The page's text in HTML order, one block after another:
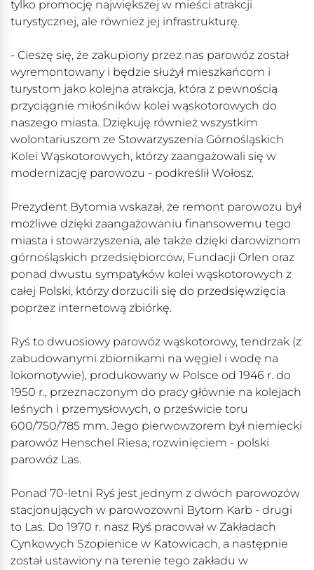
tylko promocję największej w mieści atrakcji
turystycznej, ale również jej infrastrukturę.
- Cieszę się, że zakupiony przez nas parowóz został
wyremontowany i będzie służył mieszkańcom i
turystom jako kolejna atrakcja, która z pewnością
przyciągnie miłośników kolei wąskotorowych do
naszego miasta. Dziękuję również wszystkim
wolontariuszom ze Stowarzyszenia Górnośląskich
Kolei Wąskotorowych, którzy zaangażowali się w
modernizację parowozu - podkreślił Wołosz.
Prezydent Bytomia wskazał, że remont parowozu był
możliwe dzięki zaangażowaniu finansowemu tego
miasta i stowarzyszenia, ale także dzięki darowiznom
górnośląskich przedsiębiorców, Fundacji Orlen oraz
ponad dwustu sympatyków kolei wąskotorowych z
całej Polski, którzy dorzucili się do przedsięwzięcia
poprzez internetową zbiórkę.
Ryś to dwuosiowy parowóz wąskotorowy, tendrzak (z
zabudowanymi zbiornikami na węgiel i wodę na
lokomotywie), produkowany w Polsce od 1946 r. do
1950 r., przeznaczonym do pracy głównie na kolejach
leśnych i przemysłowych, o prześwicie toru
600/750/785 mm. Jego pierwowzorem był niemiecki
parowóz Henschel Riesa; rozwinięciem - polski
parowóz Las.
Ponad 70-letni Ryś jest jednym z dwóch parowozów
stacjonujących w parowozowni Bytom Karb - drugi
to Las. Do 1970 r. nasz Ryś pracował w Zakładach
Cynkowych Szopienice w Katowicach, a następnie
został ustawiony na terenie tego zakładu w